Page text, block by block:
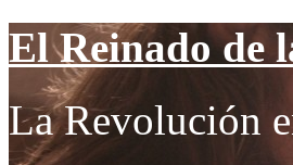
El Reinado de
La Revolución